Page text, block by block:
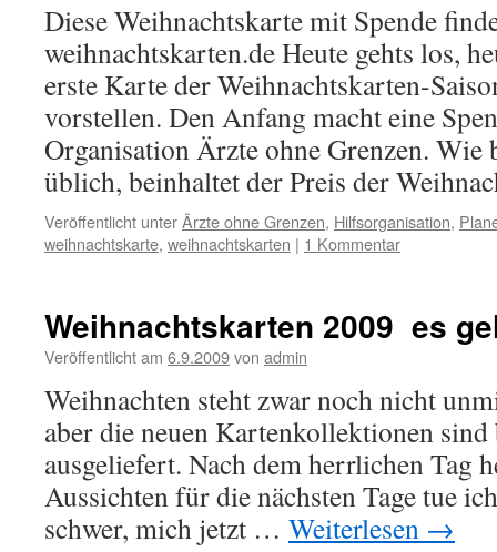
Diese Weihnachtskarte mit Spende
weihnachtskarten.de Heute gehts los,
erste Karte der Weihnachtskarten-
vorstellen. Den Anfang macht eine
Organisation Ärzte ohne Grenzen. Wie
üblich, beinhaltet der Preis der
Veröffentlicht unterÄrzte ohne Grenzen, Hilfsorganisation,
weihnachtskarte, weihnachtskarten | 1 Kommentar
Weihnachtskarten 2009  es
Veröffentlicht am 6.9.2009von admin
Weihnachten steht zwar noch nicht
aber die neuen Kartenkollektionen sind
ausgeliefert. Nach dem herrlichen Tag
Aussichten für die nächsten Tage tue
schwer, mich jetzt … Weiterlesen →